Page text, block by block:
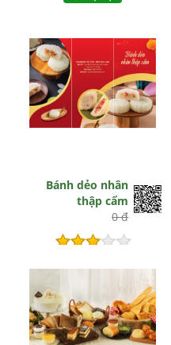
Bánh dẻo nhân
thập cẩm
0 đ